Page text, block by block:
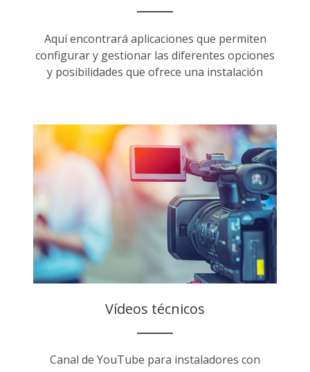
Aquí encontrará aplicaciones que permiten
configurar y gestionar las diferentes opciones
y posibilidades que ofrece una instalación
Vídeos técnicos
Canal de YouTube para instaladores con